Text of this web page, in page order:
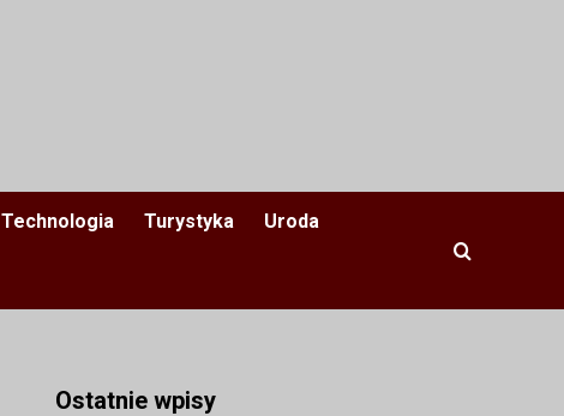
Technologia Turystyka Uroda
Ostatnie wpisy